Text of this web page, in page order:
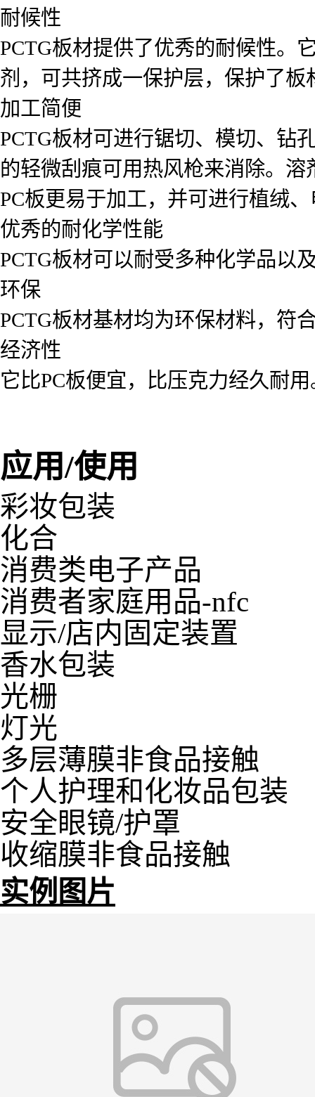
耐候性
PCTG板材提供了优秀的耐候性。
剂，可共挤成一保护层，保护了
加工简便
PCTG板材可进行锯切、模切、钻
的轻微刮痕可用热风枪来消除。
PC板更易于加工，并可进行植绒
优秀的耐化学性能
PCTG板材可以耐受多种化学品以
环保
PCTG板材基材均为环保材料，符
经济性
它比PC板便宜，比压克力经久耐用
应用/使用
彩妆包装
化合
消费类电子产品
消费者家庭用品-nfc
显示/店内固定装置
香水包装
光栅
灯光
多层薄膜非食品接触
个人护理和化妆品包装
安全眼镜/护罩
收缩膜非食品接触
实例图片